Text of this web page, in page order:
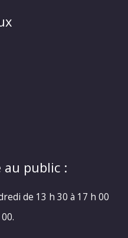
au public :
de 13 h 30 à 17 h 00